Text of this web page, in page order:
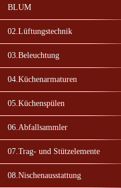
BLUM
02.Lüftungstechnik
03.Beleuchtung
04.Küchenarmaturen
05.Küchenspülen
06.Abfallsammler
07.Trag- und Stützelemente
08.Nischenausstattung